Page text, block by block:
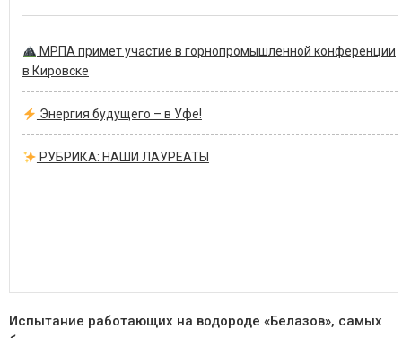
МРПА примет участие в горнопромышленной конференции
в Кировске
Энергия будущего – в Уфе!
РУБРИКА: НАШИ ЛАУРЕАТЫ
Испытание работающих на водороде «Белазов», самых